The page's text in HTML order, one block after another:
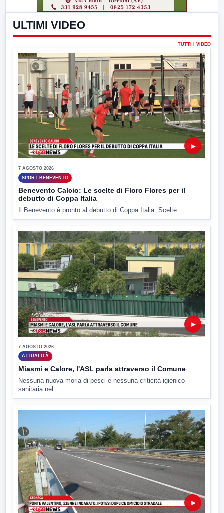
ULTIMI VIDEO
TUTTI I VIDEO
▶
7 AGOSTO 2026
SPORT BENEVENTO
Benevento Calcio: Le scelte di Floro Flores per il
debutto di Coppa Italia
Il Benevento è pronto al debutto di Coppa Italia. Scelte...
▶
7 AGOSTO 2026
ATTUALITÀ
Miasmi e Calore, l'ASL parla attraverso il Comune
Nessuna nuova moria di pesci e nessuna criticità igienico-
sanitaria nel...
▶